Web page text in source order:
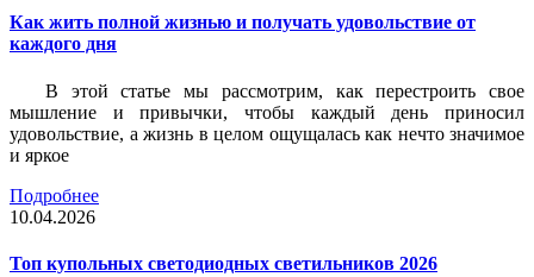
Как жить полной жизнью и получать удовольствие от
каждого дня
В этой статье мы рассмотрим, как перестроить свое
мышление и привычки, чтобы каждый день приносил
удовольствие, а жизнь в целом ощущалась как нечто значимое
и яркое
Подробнее
10.04.2026
Топ купольных светодиодных светильников 2026